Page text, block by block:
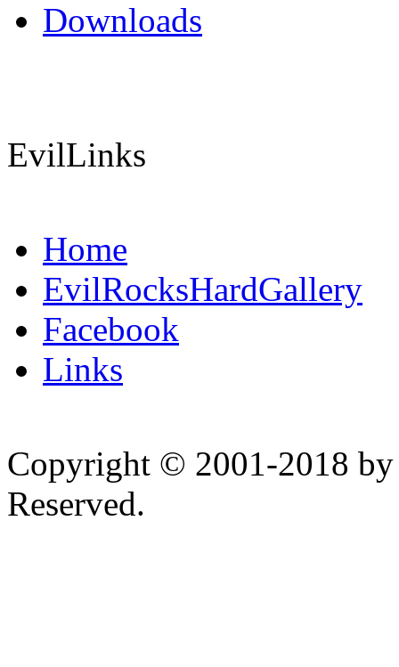
Downloads
EvilLinks
Home
EvilRocksHardGallery
Facebook
Links
Copyright © 2001-2018
Reserved.